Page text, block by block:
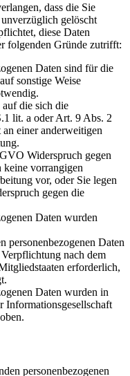
dass die Sie
gelöscht
diese Daten
folgenden Gründe zutrifft:
Daten sind für die
sonstige Weise
die sich die
lit. a oder Art. 9 Abs. 2
einer anderweitigen
Widerspruch gegen
keine vorrangigen
vor, oder Sie legen
gegen die
Daten wurden
personenbezogenen Daten
nach dem
erforderlich,
Daten wurden in
Informationsgesellschaft
personenbezogenen